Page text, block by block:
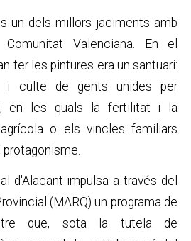
un dels millors jaciments amb
Valenciana. En el
fer les pintures era un santuari:
i culte de gents unides per
en les quals la fertilitat i la
o els vincles familiars
d'Alacant impulsa a través del
(MARQ) un programa de
que, sota la tutela de